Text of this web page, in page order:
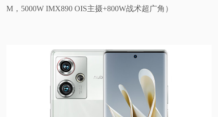
M，5000W IMX890 OIS主摄+800W战术超广角）